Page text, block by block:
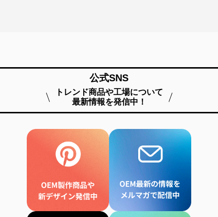
公式SNS
トレンド商品や工場について
最新情報を発信中！